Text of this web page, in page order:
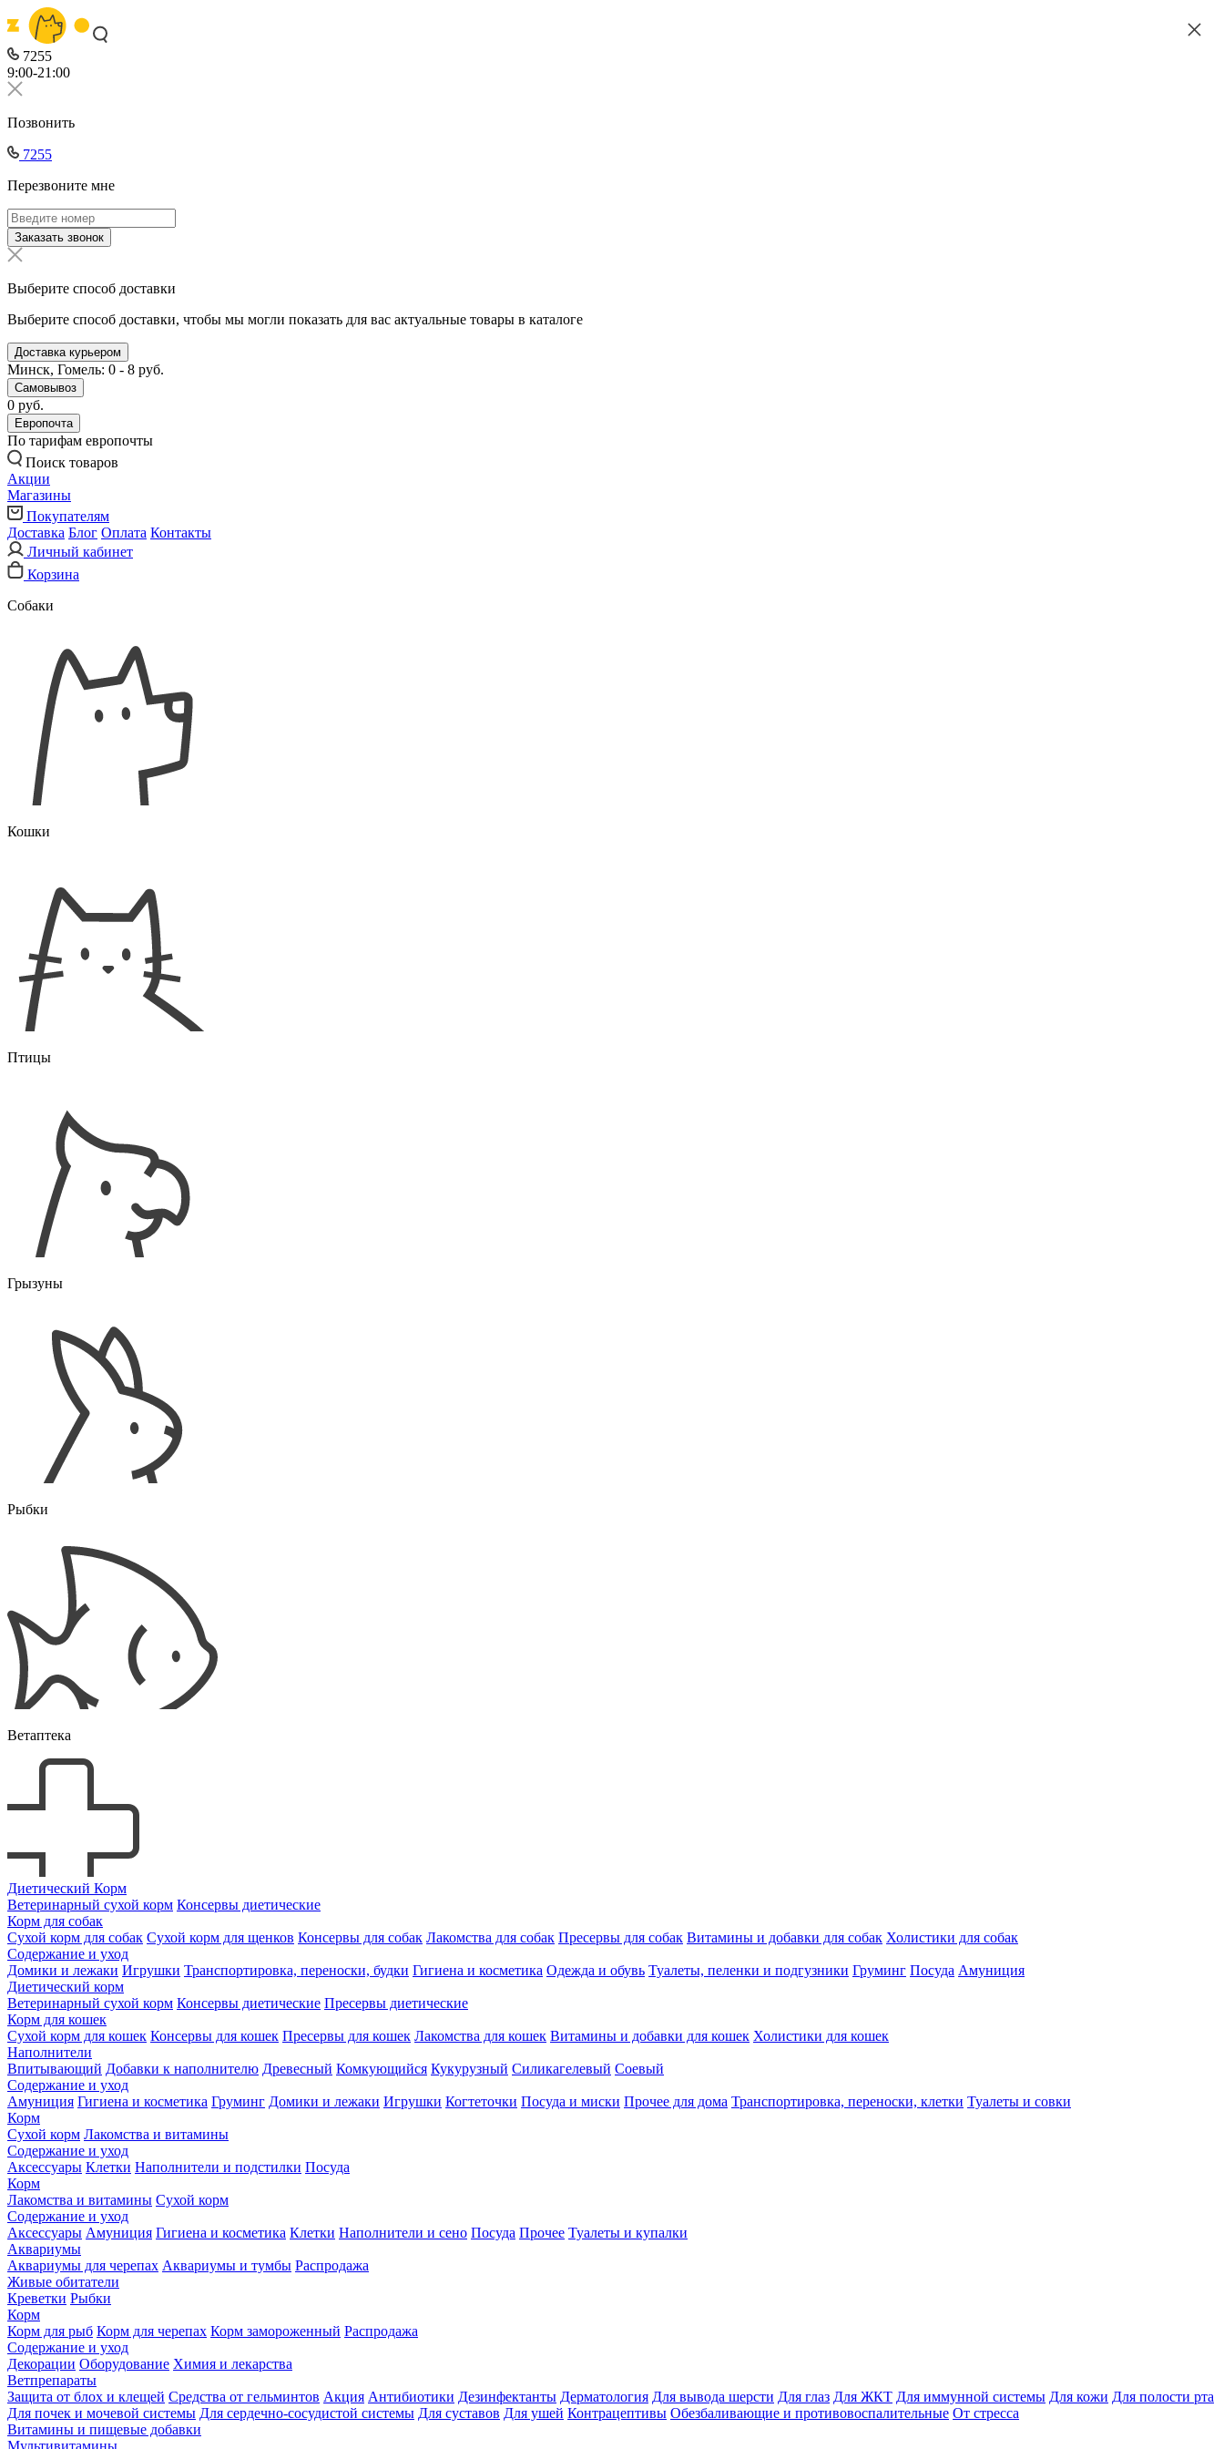
7255
9:00-21:00
Позвонить
7255
Перезвоните мне
Заказать звонок
Выберите способ доставки
Выберите способ доставки, чтобы мы могли показать для вас актуальные товары в каталоге
Доставка курьером
Минск, Гомель: 0 - 8 руб.
Самовывоз
0 руб.
Европочта
По тарифам европочты
Поиск товаров
Акции
Магазины
Покупателям
Доставка Блог Оплата Контакты
Личный кабинет
Корзина
Собаки
Кошки
Птицы
Грызуны
Рыбки
Ветаптека
Диетический Корм
Ветеринарный сухой корм Консервы диетические
Корм для собак
Сухой корм для собак Сухой корм для щенков Консервы для собак Лакомства для собак Пресервы для собак Витамины и добавки для собак Холистики для собак
Содержание и уход
Домики и лежаки Игрушки Транспортировка, переноски, будки Гигиена и косметика Одежда и обувь Туалеты, пеленки и подгузники Груминг Посуда Амуниция
Диетический корм
Ветеринарный сухой корм Консервы диетические Пресервы диетические
Корм для кошек
Сухой корм для кошек Консервы для кошек Пресервы для кошек Лакомства для кошек Витамины и добавки для кошек Холистики для кошек
Наполнители
Впитывающий Добавки к наполнителю Древесный Комкующийся Кукурузный Силикагелевый Соевый
Содержание и уход
Амуниция Гигиена и косметика Груминг Домики и лежаки Игрушки Когтеточки Посуда и миски Прочее для дома Транспортировка, переноски, клетки Туалеты и совки
Корм
Сухой корм Лакомства и витамины
Содержание и уход
Аксессуары Клетки Наполнители и подстилки Посуда
Корм
Лакомства и витамины Сухой корм
Содержание и уход
Аксессуары Амуниция Гигиена и косметика Клетки Наполнители и сено Посуда Прочее Туалеты и купалки
Аквариумы
Аквариумы для черепах Аквариумы и тумбы Распродажа
Живые обитатели
Креветки Рыбки
Корм
Корм для рыб Корм для черепах Корм замороженный Распродажа
Содержание и уход
Декорации Оборудование Химия и лекарства
Ветпрепараты
Защита от блох и клещей Средства от гельминтов Акция Антибиотики Дезинфектанты Дерматология Для вывода шерсти Для глаз Для ЖКТ Для иммунной системы Для кожи Для полости рта
Для почек и мочевой системы Для сердечно-сосудистой системы Для суставов Для ушей Контрацептивы Обезбаливающие и противовоспалительные От стресса
Витамины и пищевые добавки
Мультивитамины